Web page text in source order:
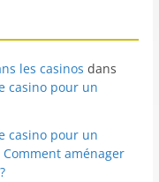
les casinos dans
casino pour un
casino pour un
Comment aménager